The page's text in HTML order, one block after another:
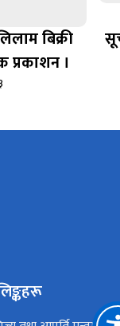
बिक्री
प्रकाशन ।